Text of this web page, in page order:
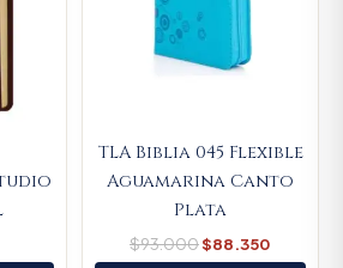
TLA Biblia 045 Flexible
Aguamarina Canto
Plata
$93.000$88.350